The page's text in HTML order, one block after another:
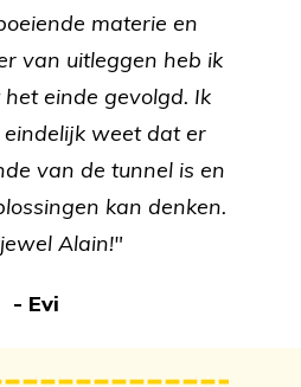
materie en
van uitleggen heb ik
einde gevolgd. Ik
weet dat er
van de tunnel is en
kan denken.
Alain!"
- Evi